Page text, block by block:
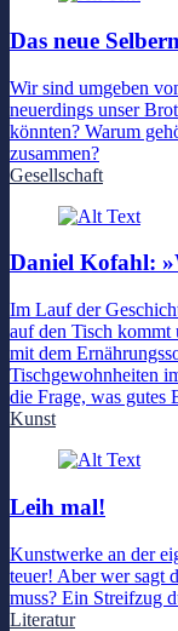
Das neue
Wir sind umgeben
neuerdings unser
könnten? Warum
zusammen?
Gesellschaft
Daniel Kofahl:
Im Lauf der
auf den Tisch kommt
mit dem
Tischgewohnheiten
die Frage, was gutes
Kunst
Leih mal!
Kunstwerke an der
teuer! Aber wer sagt
muss? Ein Streifzug
Literatur